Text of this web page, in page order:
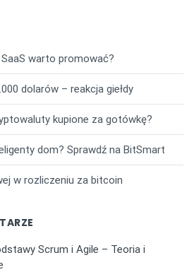
warto promować?
dolarów – reakcja giełdy
kupione za gotówkę?
dom? Sprawdź na BitSmart
w rozliczeniu za bitcoin
Scrum i Agile – Teoria i